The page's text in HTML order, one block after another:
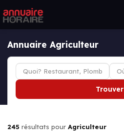
Annuaire Agriculteur
Trouver
245 résultats pour Agriculteur